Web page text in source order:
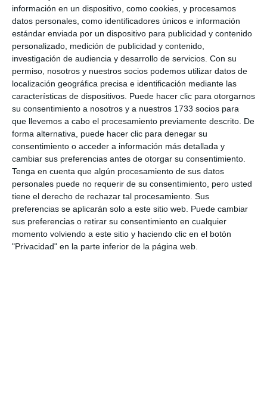
información en un dispositivo, como cookies, y procesamos
datos personales, como identificadores únicos e información
estándar enviada por un dispositivo para publicidad y contenido
personalizado, medición de publicidad y contenido,
investigación de audiencia y desarrollo de servicios. Con su
permiso, nosotros y nuestros socios podemos utilizar datos de
localización geográfica precisa e identificación mediante las
características de dispositivos. Puede hacer clic para otorgarnos
su consentimiento a nosotros y a nuestros 1733 socios para
que llevemos a cabo el procesamiento previamente descrito. De
forma alternativa, puede hacer clic para denegar su
consentimiento o acceder a información más detallada y
cambiar sus preferencias antes de otorgar su consentimiento.
Tenga en cuenta que algún procesamiento de sus datos
personales puede no requerir de su consentimiento, pero usted
tiene el derecho de rechazar tal procesamiento. Sus
preferencias se aplicarán solo a este sitio web. Puede cambiar
sus preferencias o retirar su consentimiento en cualquier
momento volviendo a este sitio y haciendo clic en el botón
"Privacidad" en la parte inferior de la página web.
Abre el plazo para participar en
el certamen de Rey y Reina de la
Feria de Mijas
ACTUALIDAD
Abierto el plazo de inscripción
para el certamen de rey y reina
de la Feria de La Cala
ACTUALIDAD
Mijas abre el plazo de inscripción
para el certamen de Rey y Reina
de la feria lagunera
ACTUALIDAD
Mijas abre las inscripciones para